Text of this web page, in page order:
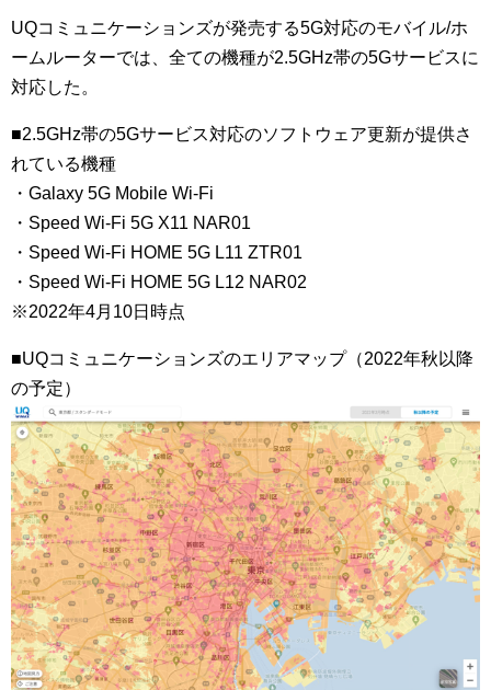
UQコミュニケーションズが発売する5G対応のモバイル/ホ
ームルーターでは、全ての機種が2.5GHz帯の5Gサービスに
対応した。
■2.5GHz帯の5Gサービス対応のソフトウェア更新が提供さ
れている機種
・Galaxy 5G Mobile Wi-Fi
・Speed Wi-Fi 5G X11 NAR01
・Speed Wi-Fi HOME 5G L11 ZTR01
・Speed Wi-Fi HOME 5G L12 NAR02
※2022年4月10日時点
■UQコミュニケーションズのエリアマップ（2022年秋以降
の予定）